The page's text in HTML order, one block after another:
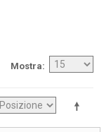
Mostra